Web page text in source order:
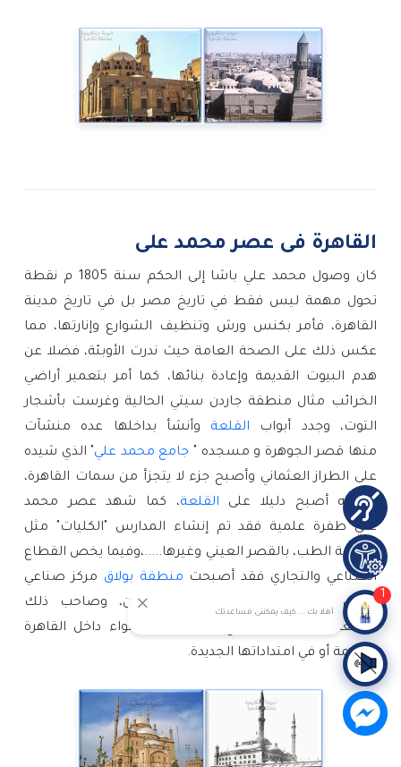
القاهرة فى عصر محمد على
كان وصول محمد علي باشا إلى الحكم سنة 1805 م نقطة
تحول مهمة ليس فقط في تاريخ مصر بل في تاريخ مدينة
القاهرة، فأمر بكنس ورش وتنظيف الشوارع وإنارتها، مما
عكس ذلك على الصحة العامة حيث ندرت الأوبئة، فضلا عن
هدم البيوت القديمة وإعادة بنائها، كما أمر بتعمير أراضي
الخرائب مثال منطقة جاردن سيتي الحالية وغرست بأشجار
التوت، وجدد أبواب القلعة وأنشأ بداخلها عده منشآت
منها قصر الجوهرة و مسجده " جامع محمد علي " الذي شيده
على الطراز العثماني وأصبح جزء لا يتجزأ من سمات القاهرة،
بل أنه أصبح دليلا على القلعة، كما شهد عصر محمد
علي طفرة علمية فقد تم إنشاء المدارس "الكليات" مثل
مدرسة الطب، بالقصر العيني وغيرها.....،وفيما يخص القطاع
الصناعي والتجاري فقد أصبحت منطقة بولاق مركز صناعي
تجاري احتضن طبقة العمال والحرفيين، وصاحب ذلك
توسعات وتعديلات وفتح طرق جديدة سواء داخل القاهرة
القديمة أو في امتداداتها الجديدة.
أهلا بك ... كيف يمكننى مساعدتك
1